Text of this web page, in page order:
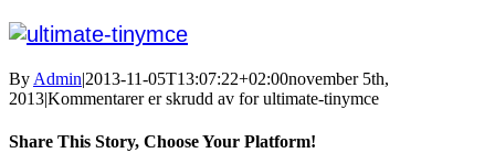
By Admin|2013-11-05T13:07:22+02:00november 5th,
2013|Kommentarer er skrudd av for ultimate-tinymce
Share This Story, Choose Your Platform!